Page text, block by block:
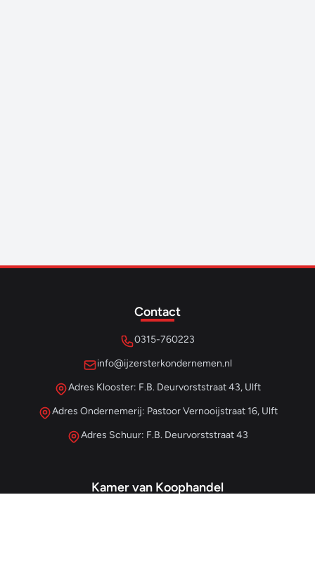
Contact
0315-760223
info@ijzersterkondernemen.nl
Adres Klooster: F.B. Deurvorststraat 43, Ulft
Adres Ondernemerij: Pastoor Vernooijstraat 16, Ulft
Adres Schuur: F.B. Deurvorststraat 43
Kamer van Koophandel